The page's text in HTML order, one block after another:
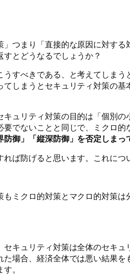
つまり「直接的な原因に対す
とどうなるでしょうか？
すべきである、と考えてしまう
しまうとセキュリティ対策の
ュリティ対策の目的は「個別
でないことと同じで、ミクロ的
御」「縦深防御」を否定しまっ
ば防げると思います。これにつ
ミクロ的対策とマクロ的対策は
キュリティ対策は全体のセキ
場合、経済全体では悪い結果
。